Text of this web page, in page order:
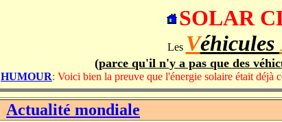
SOLAR
Les Véhicules
(parce qu'il n'y a pas que des
HUMOUR: Voici bien la preuve que l'énergie solaire était déjà
Actualité mondiale